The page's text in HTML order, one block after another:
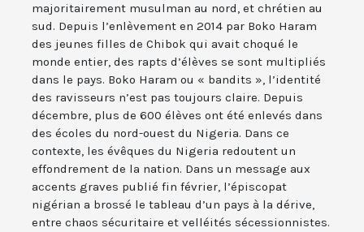
majoritairement musulman au nord, et chrétien au
sud. Depuis l’enlèvement en 2014 par Boko Haram
des jeunes filles de Chibok qui avait choqué le
monde entier, des rapts d’élèves se sont multipliés
dans le pays. Boko Haram ou « bandits », l’identité
des ravisseurs n’est pas toujours claire. Depuis
décembre, plus de 600 élèves ont été enlevés dans
des écoles du nord-ouest du Nigeria. Dans ce
contexte, les évêques du Nigeria redoutent un
effondrement de la nation. Dans un message aux
accents graves publié fin février, l’épiscopat
nigérian a brossé le tableau d’un pays à la dérive,
entre chaos sécuritaire et velléités sécessionnistes.